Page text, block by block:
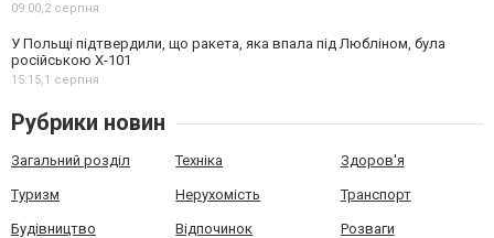
09:00,2 серпня
У Польщі підтвердили, що ракета, яка впала під Любліном, була
російською Х-101
15:15,1 серпня
Рубрики новин
Загальний розділ Техніка Здоров'я
Туризм Нерухомість Транспорт
Будівництво Відпочинок Розваги